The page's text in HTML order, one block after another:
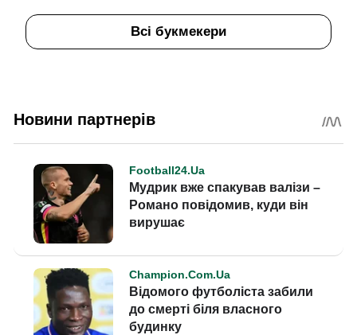
Всі букмекери